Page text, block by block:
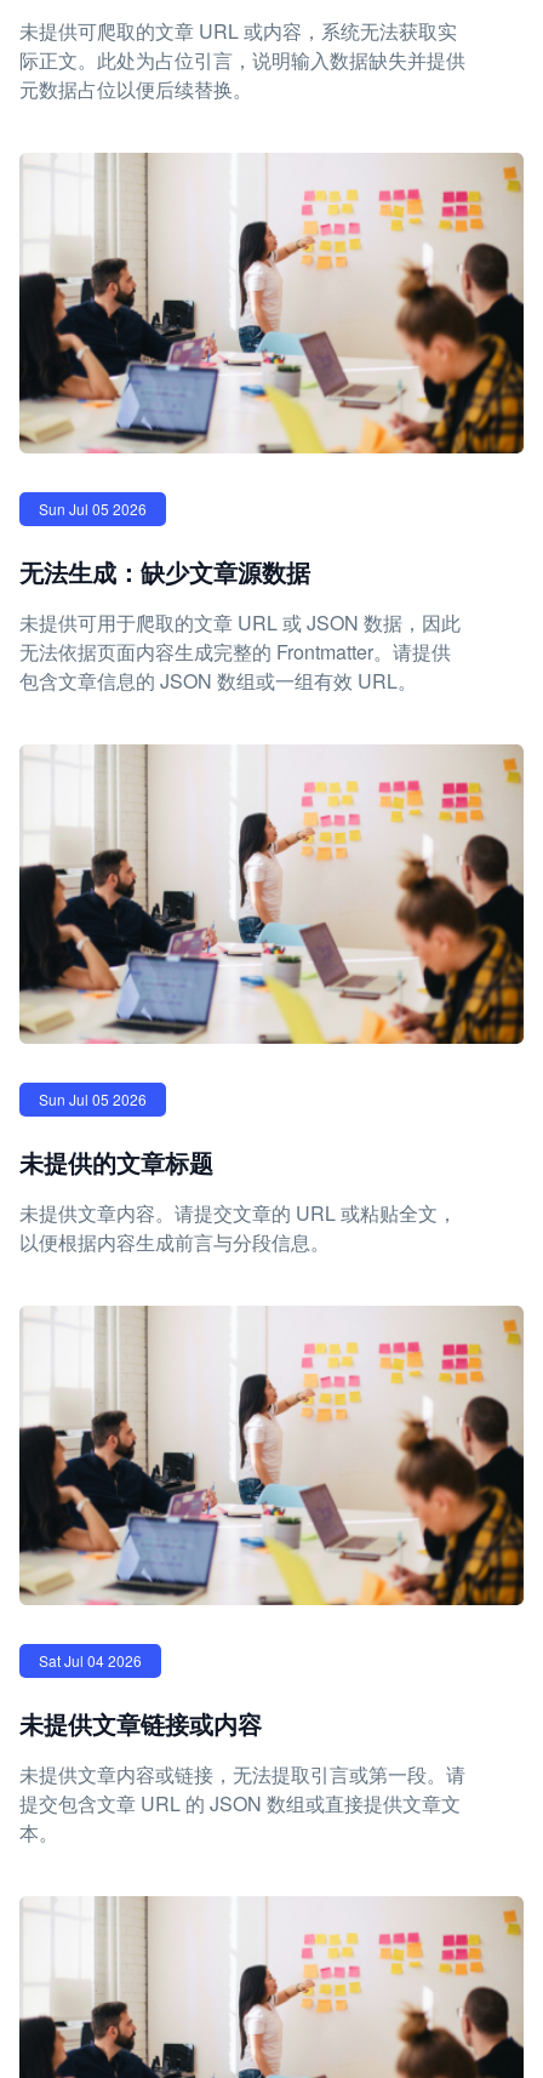
未提供可爬取的文章 URL 或内容，系统无法获取实
际正文。此处为占位引言，说明输入数据缺失并提供
元数据占位以便后续替换。
Sun Jul 05 2026
无法生成：缺少文章源数据
未提供可用于爬取的文章 URL 或 JSON 数据，因此
无法依据页面内容生成完整的 Frontmatter。请提供
包含文章信息的 JSON 数组或一组有效 URL。
Sun Jul 05 2026
未提供的文章标题
未提供文章内容。请提交文章的 URL 或粘贴全文，
以便根据内容生成前言与分段信息。
Sat Jul 04 2026
未提供文章链接或内容
未提供文章内容或链接，无法提取引言或第一段。请
提交包含文章 URL 的 JSON 数组或直接提供文章文
本。